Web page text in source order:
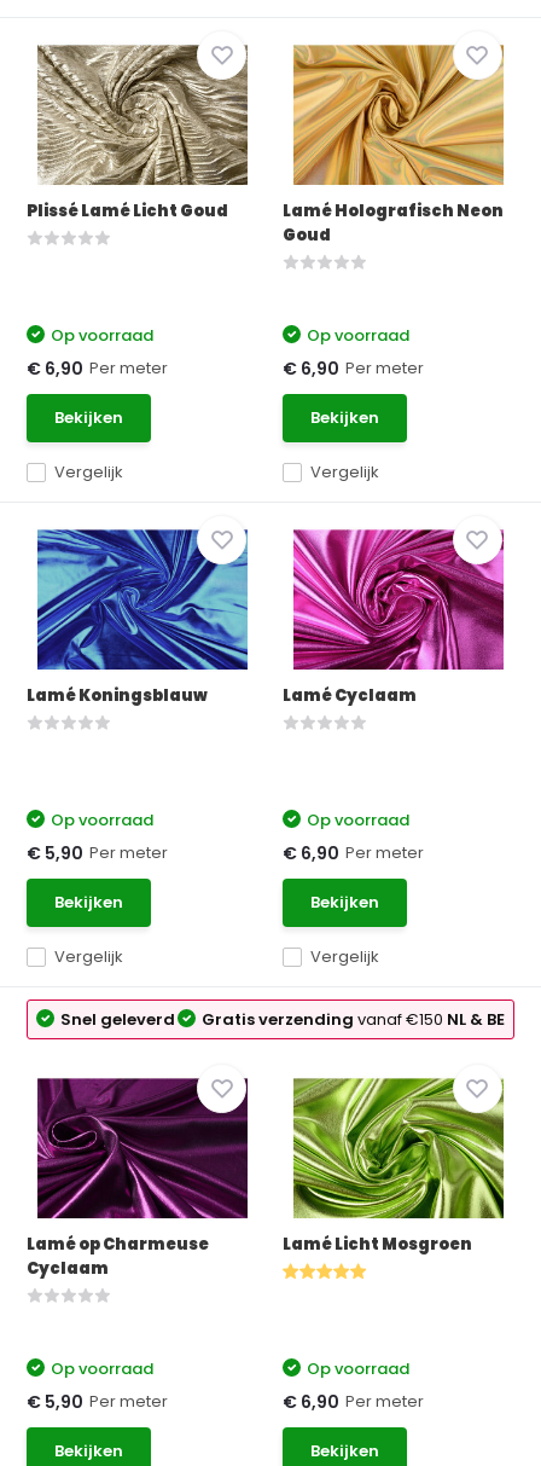
Plissé Lamé Licht Goud
Vergelijk
Op voorraad
€ 6,90 Per meter
Bekijken
Lamé Holografisch Neon
Goud
Vergelijk
Op voorraad
€ 6,90 Per meter
Bekijken
Lamé Koningsblauw
Vergelijk
Op voorraad
€ 5,90 Per meter
Bekijken
Lamé Cyclaam
Vergelijk
Op voorraad
€ 6,90 Per meter
Bekijken
Snel geleverd Gratis verzendingvanaf €150 NL & BE
Lamé op Charmeuse
Cyclaam
Op voorraad
€ 5,90 Per meter
Bekijken
Lamé Licht Mosgroen
Op voorraad
€ 6,90 Per meter
Bekijken